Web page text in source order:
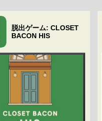
脱出ゲーム: CLOSET
BACON HIS